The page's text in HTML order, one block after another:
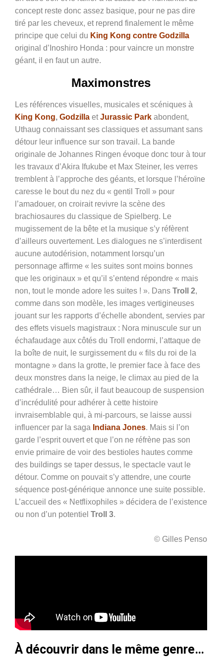
concept reste donc assez basique, pour ne pas dire
tiré par les cheveux, et reprend finalement le même
principe que celui du King Kong contre Godzilla
original d’Inoshiro Honda : pour vaincre un monstre
géant, il en faut un autre.
Maximonstres
Les références visuelles, musicales et scéniques à
King Kong, Godzilla etJurassic Park abondent,
Uthaug connaissant ses classiques et assumant sans
détour leur influence sur son travail. La bande
originale de Johannes Ringen évoque donc tour à tour
les travaux d’Akira Ifukube et Max Steiner, les verres
tremblent à l’approche des géants, et lorsque l’héroïne
caresse le bout du nez du « gentil Troll » pour
l’amadouer, on croirait revivre la scène des
brachiosaures du classique de Spielberg. Le
mugissement de la bête et la musique s’y réfèrent
d’ailleurs ouvertement. Les dialogues ne s’interdisent
aucune autodérision, notamment lorsqu’un
personnage affirme « les suites sont moins bonnes
que les originaux » et qu’il s’entend répondre « mais
non, tout le monde adore les suites ! ». Dans Troll 2,
comme dans son modèle, les images vertigineuses
jouant sur les rapports d’échelle abondent, servies par
des effets visuels magistraux : Nora minuscule sur un
échafaudage aux côtés du Troll endormi, l’attaque de
la boîte de nuit, le surgissement du « fils du roi de la
montagne » dans la grotte, le premier face à face des
deux monstres dans la neige, le climax au pied de la
cathédrale… Bien sûr, il faut beaucoup de suspension
d’incrédulité pour adhérer à cette histoire
invraisemblable qui, à mi-parcours, se laisse aussi
influencer par la saga Indiana Jones. Mais si l’on
garde l’esprit ouvert et que l’on ne réfrène pas son
envie primaire de voir des bestioles hautes comme
des buildings se taper dessus, le spectacle vaut le
détour. Comme on pouvait s’y attendre, une courte
séquence post-générique annonce une suite possible.
L’accueil des « Netflixophiles » décidera de l’existence
ou non d’un potentiel Troll 3.
© Gilles Penso
À découvrir dans le même genre…